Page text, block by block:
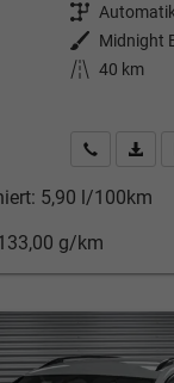
Getriebe
Außenfarbe
Kilometerstand 40 km
Kontakt &
5,90 l/100km
g/km